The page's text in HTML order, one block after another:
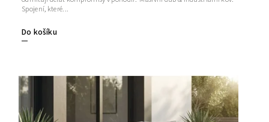
Do košíku
Spojení, které...